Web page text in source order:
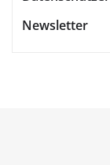
Newsletter